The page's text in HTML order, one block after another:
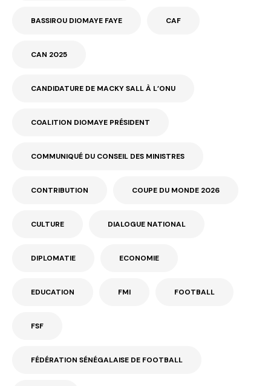
BASSIROU DIOMAYE FAYE CAF
CAN 2025
CANDIDATURE DE MACKY SALL À L’ONU
COALITION DIOMAYE PRÉSIDENT
COMMUNIQUÉ DU CONSEIL DES MINISTRES
CONTRIBUTION COUPE DU MONDE 2026
CULTURE DIALOGUE NATIONAL
DIPLOMATIE ECONOMIE
EDUCATION FMI FOOTBALL
FSF
FÉDÉRATION SÉNÉGALAISE DE FOOTBALL